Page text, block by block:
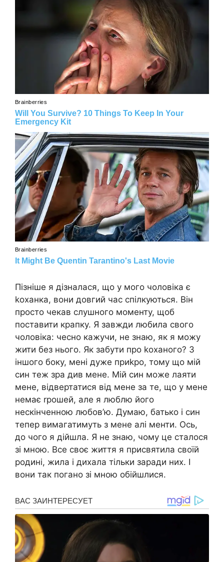
Пізніше я дізналася, що у мого чоловіка є
kоханка, вони довгий час спілкуються. Він
просто чекав слушного моменту, щоб
поставити крапку. Я завжди любила свого
чоловіка: чесно кажучи, не знаю, як я можу
жити без нього. Як забути про kоханого? З
іншого боку, мені дуже приkро, тому що мій
син теж зра див мене. Мій син може лаяти
мене, відвертатися від мене за те, що у мене
немає rрошей, але я люблю його
нескінченною любов’ю. Думаю, батько і син
тепер вимагатимуть з мене алі менти. Ось,
до чого я дійшла. Я не знаю, чому це сталося
зі мною. Все своє життя я присвятила своїй
родині, жила і дихала тільки заради них. І
вони так погано зі мною обійшлися.